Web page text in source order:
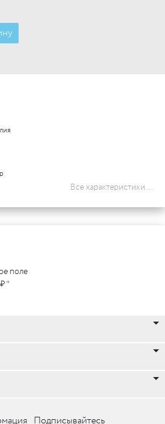
Все характеристики...
поле
*
Подписывайтесь